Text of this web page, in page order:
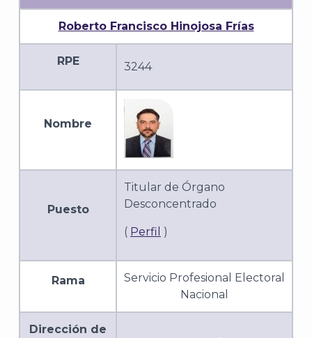
Roberto Francisco Hinojosa Frías
RPE 3244
Nombre
Puesto
Titular de Órgano
Desconcentrado
( Perfil )
Rama
Servicio Profesional Electoral
Nacional
Dirección de